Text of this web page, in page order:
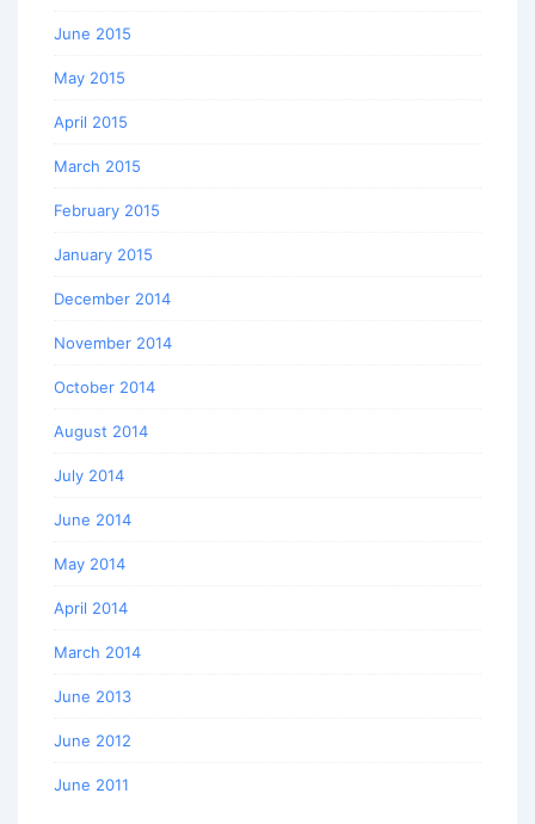
June 2015
May 2015
April 2015
March 2015
February 2015
January 2015
December 2014
November 2014
October 2014
August 2014
July 2014
June 2014
May 2014
April 2014
March 2014
June 2013
June 2012
June 2011